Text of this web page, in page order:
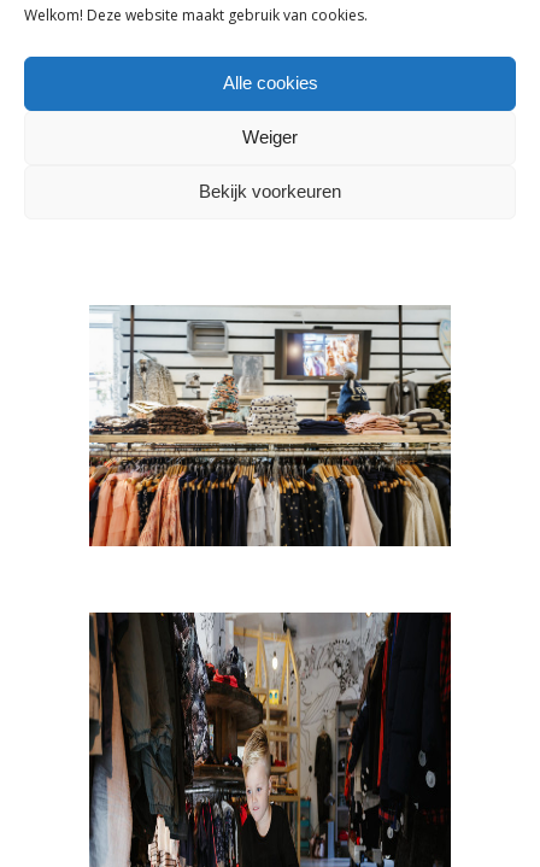
Welkom! Deze website maakt gebruik van cookies.
Alle cookies
Weiger
Bekijk voorkeuren